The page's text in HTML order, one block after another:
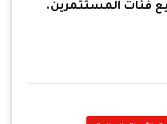
فئات المستثمرين.